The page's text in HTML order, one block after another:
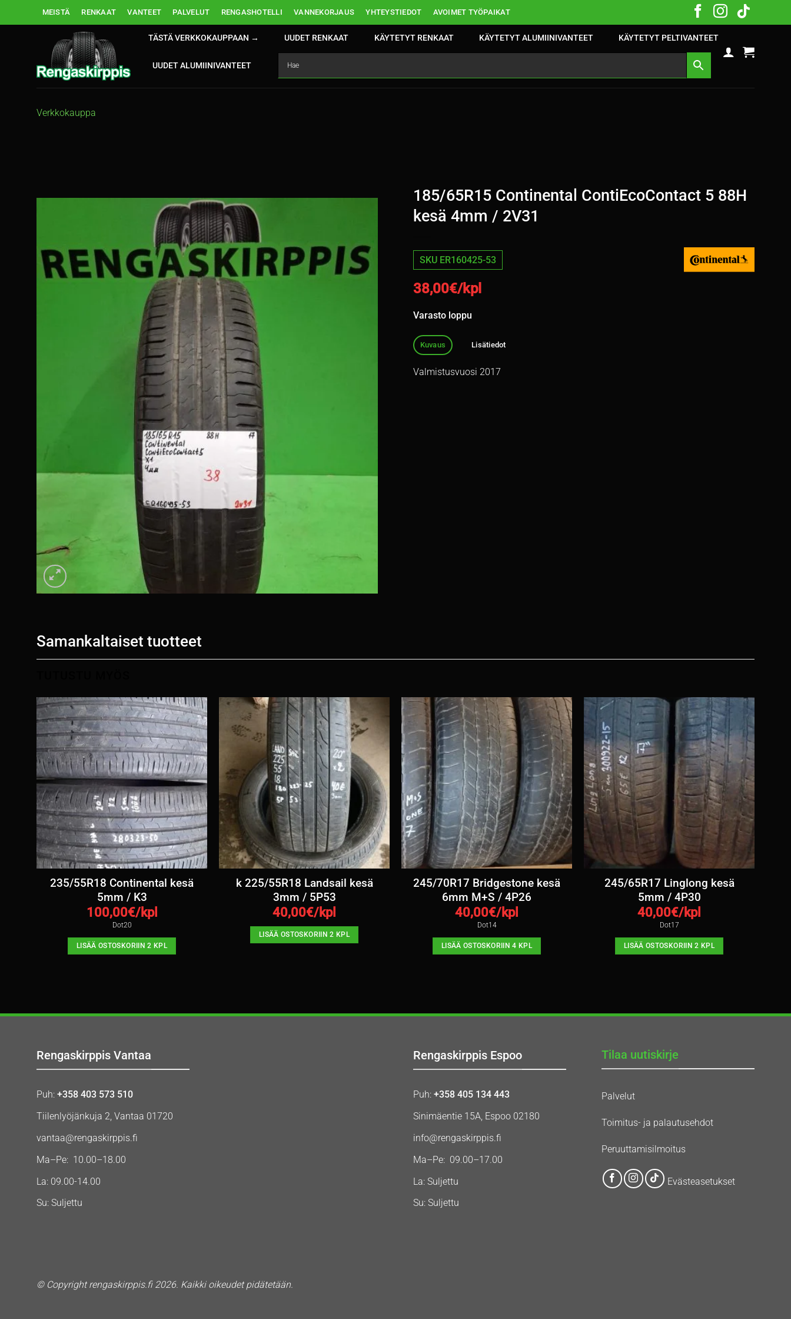
MEISTÄ RENKAAT VANTEET PALVELUT RENGASHOTELLI VANNEKORJAUS YHTEYSTIEDOT AVOIMET TYÖPAIKAT
TÄSTÄ VERKKOKAUPPAAN → UUDET RENKAAT KÄYTETYT RENKAAT KÄYTETYT ALUMIINIVANTEET KÄYTETYT PELTIVANTEET
UUDET ALUMIINIVANTEET
Verkkokauppa
185/65R15 Continental ContiEcoContact 5 88H
kesä 4mm / 2V31
SKU ER160425-53
38,00€/kpl
Varasto loppu
Kuvaus Lisätiedot
Valmistusvuosi 2017
Samankaltaiset tuotteet
235/55R18 Continental kesä
5mm / K3
100,00€/kpl
Dot20
LISÄÄ OSTOSKORIIN 2 KPL
k 225/55R18 Landsail kesä
3mm / 5P53
40,00€/kpl
LISÄÄ OSTOSKORIIN 2 KPL
245/70R17 Bridgestone kesä
6mm M+S / 4P26
40,00€/kpl
Dot14
LISÄÄ OSTOSKORIIN 4 KPL
245/65R17 Linglong kesä
5mm / 4P30
40,00€/kpl
Dot17
LISÄÄ OSTOSKORIIN 2 KPL
Rengaskirppis Vantaa
Puh: +358 403 573 510
Tiilenlyöjänkuja 2, Vantaa 01720
vantaa@rengaskirppis.fi
Ma–Pe: 10.00–18.00
La: 09.00-14.00
Su: Suljettu
Rengaskirppis Espoo
Puh: +358 405 134 443
Sinimäentie 15A, Espoo 02180
info@rengaskirppis.fi
Ma–Pe: 09.00–17.00
La: Suljettu
Su: Suljettu
Tilaa uutiskirje
Palvelut
Toimitus- ja palautusehdot
Peruuttamisilmoitus
Evästeasetukset
© Copyright rengaskirppis.fi 2026. Kaikki oikeudet pidätetään.